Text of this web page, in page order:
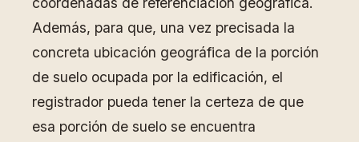
Además, para que, una vez precisada la
concreta ubicación geográfica de la porción
de suelo ocupada por la edificación, el
registrador pueda tener la certeza de que
esa porción de suelo se encuentra